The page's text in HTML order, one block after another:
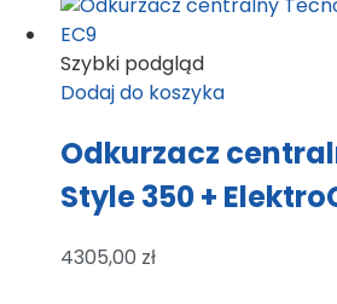
Szybki podgląd
Dodaj do koszyka
Odkurzacz
Style 350 +
4305,00 zł